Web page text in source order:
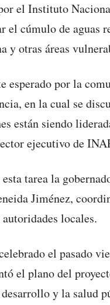
el Instituto
el cúmulo de aguas
y otras áreas
esperado por la
en la cual se
están siendo
ejecutivo de
tarea la
Jiménez,
locales.
el pasado
el plano del
y la salud